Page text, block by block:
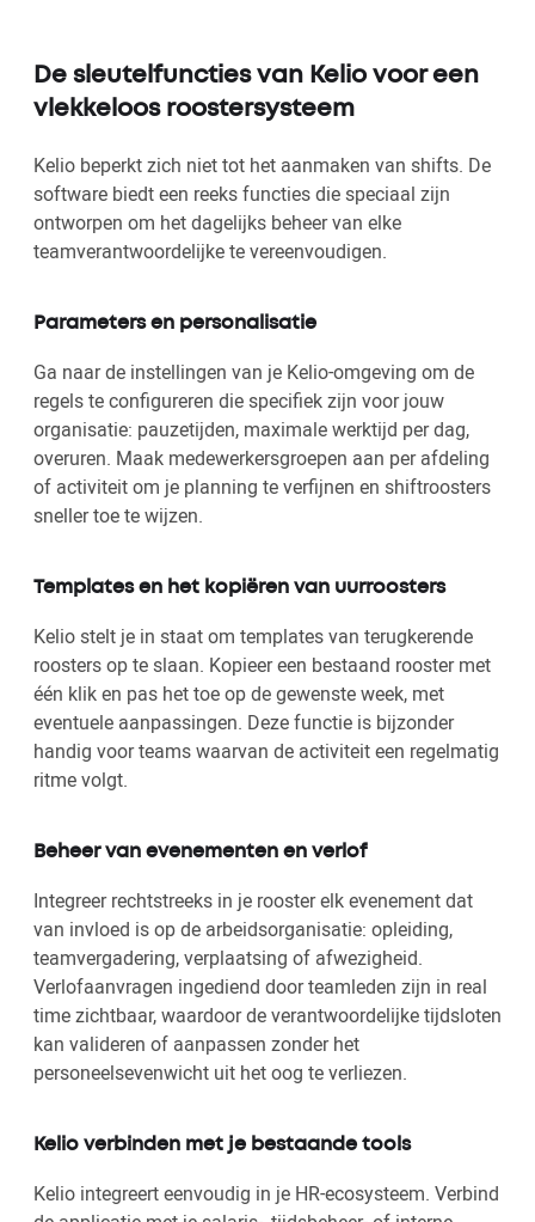
De sleutelfuncties van Kelio voor een
vlekkeloos roostersysteem
Kelio beperkt zich niet tot het aanmaken van shifts. De
software biedt een reeks functies die speciaal zijn
ontworpen om het dagelijks beheer van elke
teamverantwoordelijke te vereenvoudigen.
Parameters en personalisatie
Ga naar de instellingen van je Kelio-omgeving om de
regels te configureren die specifiek zijn voor jouw
organisatie: pauzetijden, maximale werktijd per dag,
overuren. Maak medewerkersgroepen aan per afdeling
of activiteit om je planning te verfijnen en shiftroosters
sneller toe te wijzen.
Templates en het kopiëren van uurroosters
Kelio stelt je in staat om templates van terugkerende
roosters op te slaan. Kopieer een bestaand rooster met
één klik en pas het toe op de gewenste week, met
eventuele aanpassingen. Deze functie is bijzonder
handig voor teams waarvan de activiteit een regelmatig
ritme volgt.
Beheer van evenementen en verlof
Integreer rechtstreeks in je rooster elk evenement dat
van invloed is op de arbeidsorganisatie: opleiding,
teamvergadering, verplaatsing of afwezigheid.
Verlofaanvragen ingediend door teamleden zijn in real
time zichtbaar, waardoor de verantwoordelijke tijdsloten
kan valideren of aanpassen zonder het
personeelsevenwicht uit het oog te verliezen.
Kelio verbinden met je bestaande tools
Kelio integreert eenvoudig in je HR-ecosysteem. Verbind